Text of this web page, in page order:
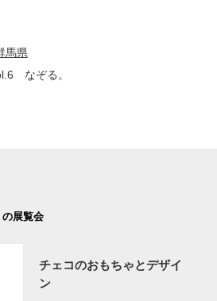
馬県
なぞる。
の展覧会
チェコのおもちゃとデザイ
ン